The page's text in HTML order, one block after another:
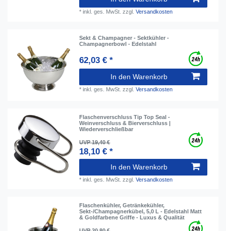
*inkl. ges. MwSt. zzgl.Versandkosten
Sekt & Champagner - Sektkühler -
Champagnerbowl - Edelstahl
62,03 € *
In den Warenkorb
*inkl. ges. MwSt. zzgl.Versandkosten
Flaschenverschluss Tip Top Seal -
Weinverschluss & Bierverschluss |
Wiederverschließbar
UVP 19,40 €
18,10 € *
In den Warenkorb
*inkl. ges. MwSt. zzgl.Versandkosten
Flaschenkühler, Getränkekühler,
Sekt-/Champagnerkübel, 5,0 L - Edelstahl Matt
& Goldfarbene Griffe - Luxus & Qualität